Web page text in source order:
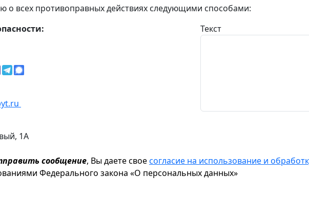
всех противоправных действиях следующими способами:
1А
Текст
сообщение, Вы даете своесогласие на использование и
Федерального закона «О персональных данных»